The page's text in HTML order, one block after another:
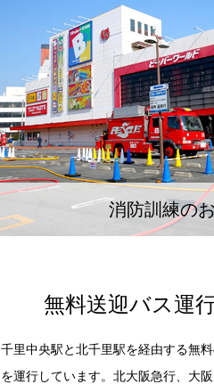
消防訓練の
無料送迎バス運
千里中央駅と北千里駅を経由する無
を運行しています。北大阪急行、大